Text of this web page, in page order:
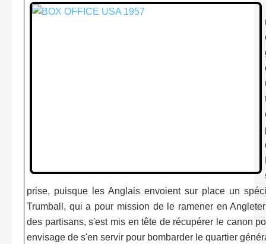
prise, puisque les Anglais envoient sur place un
Trumball, qui a pour mission de le ramener en
des partisans, s'est mis en tête de récupérer le canon
envisage de s'en servir pour bombarder le quartier